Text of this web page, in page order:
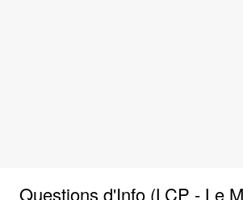
Questions d'Info (LCP - Le